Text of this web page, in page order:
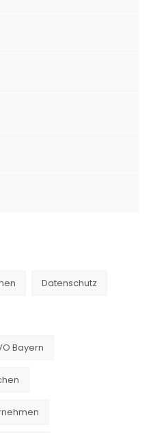
Datenschutz
Bayern